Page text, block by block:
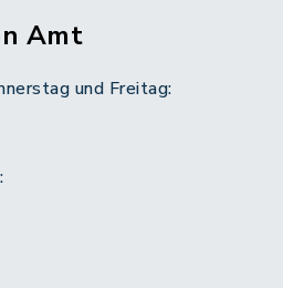
Amt
und Freitag: